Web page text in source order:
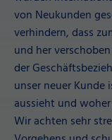
von Neukunden
verhindern, dass
und her
der
unser neuer Kunde
aussieht und
Wir achten sehr